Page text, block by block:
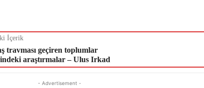
İçerik
travması geçiren toplumlar
araştırmalar – Ulus Irkad
- Advertisement -